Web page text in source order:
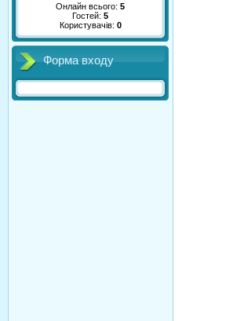
Онлайн всього: 5
Гостей: 5
Користувачів: 0
Форма входу